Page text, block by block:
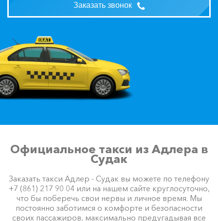
Заказать звонок
Официальное такси из Адлера в
Судак
Заказать такси Адлер - Судак вы можете по телефону
+7 (861) 217 90 04 или на нашем сайте круглосуточно,
что бы поберечь свои нервы и личное время. Мы
постоянно заботимся о комфорте и безопасности
своих пассажиров, максимально предугадывая все